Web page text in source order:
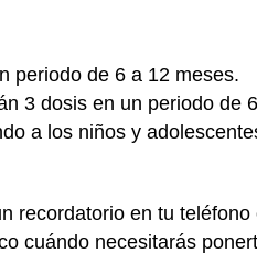
periodo de 6 a 12 meses.
3 dosis en un periodo de
a los niños y
recordatorio en tu teléfono
cuándo necesitarás